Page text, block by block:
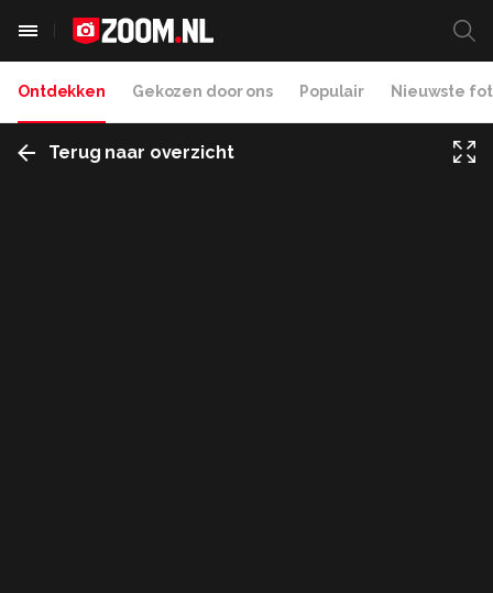
Ontdekken Gekozen door ons Populair Nieuwste
Terug naar overzicht